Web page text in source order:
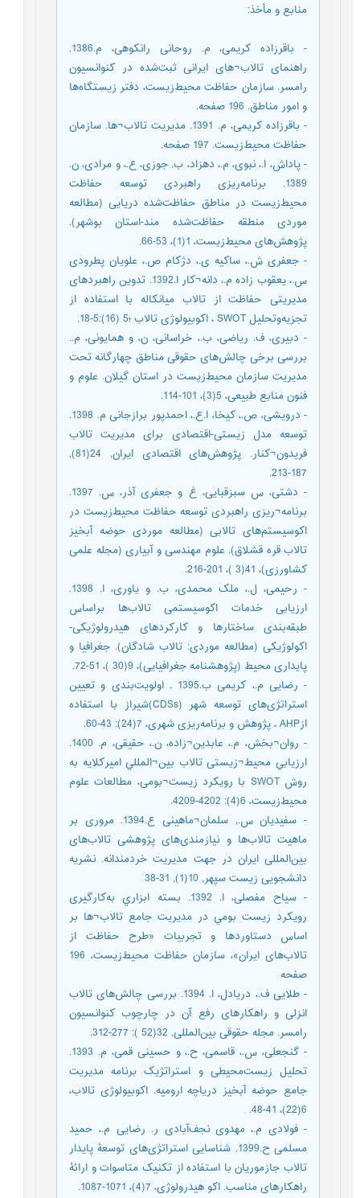
منابع و مأخذ:
- باقرزاده کریمی، م. روحانی رانکوهی، م.1386.
راهنمای تالاب¬های ایرانی ثبت‌شده در کنوانسیون
رامسر. سازمان حفاظت محیط‌زیست، دفتر زیستگاه‌ها
و امور مناطق. 196 صفحه.
- باقرزاده کریمی، م. 1391. مدیریت تالاب¬ها. سازمان
حفاظت محیط‌زیست. 197 صفحه.
- پاداش، ا.، نبوی، م.، دهزاد، ب. جوزی، ع.، و مرادی، ن.
1389. برنامه‌ریزی راهبردی توسعه حفاظت
محیط‌زیست در مناطق حفاظت‌شده دریایی (مطالعه
موردی منطقه حفاظت‌شده مند-استان بوشهر).
پژوهش‌های محیط‌زیست، 1(1)، 53-66.
- جعفری ش.، ساکیه ی.، دژکام ص.، علویان پطرودی
س.، یعقوب زاده م.، دانه¬کار ا.1392. تدوین راهبردهای
مدیریتی حفاظت از تالاب میانکاله با استفاده از
تجزیه‌وتحلیل SWOT ، اکوبیولوژی تالاب ؛5 (16):5-18.
- دبیری، ف. ریاضی، ب.، خراسانی، ن، و همایونی، م..
بررسی برخی چالش‌های حقوقی مناطق چهارگانه تحت
مدیریت سازمان محیط‌زیست در استان گیلان. علوم و
فنون منابع طبیعی، 5(3)، 101-114.
- درویشی، ص.، کیخا، ا.ع.، احمدپور برازجانی م. 1398.
توسعه مدل زیستی-اقتصادی برای مدیریت تالاب
فریدون¬کنار. پژوهش‌های اقتصادی ایران, 24(81),
187-213.
- دشتی، س سبزقبایی، غ و جعفری آذر، س. 1397.
برنامه¬ریزی راهبردی توسعه حفاظت محیط‌زیست در
اکوسیستم‌های تالابی (مطالعه موردی حوضه آبخیز
تالاب قره قشلاق). علوم مهندسی و آبیاری (مجله علمی
کشاورزی)، 41(3 )، 201-216.
- رحیمی، ل.، ملک محمدی، ب. و یاوری، ا. 1398.
ارزیابی خدمات اکوسیستمی تالاب‌ها براساس
طبقه‌بندی ساختارها و کارکردهای هیدرولوژیکی-
اکولوژیکی (مطالعه موردی: تالاب شادگان). جغرافیا و
پایداری محیط (پژوهشنامه جغرافیایی)، 9(30 )، 51-72.
- رضایی م.، کریمی ب.1395 . اولویت‌بندی و تعیین
استراتژی‌های توسعه شهر (CDSs)شیراز با استفاده
ازAHP ، پژوهش و برنامه‌ریزی شهری، 7(24): 43-60.
- روان¬بخش، م.، عابدین¬زاده، ن.، حقیقی، م. 1400.
ارزيابي محیط¬زیستی تالاب بين¬المللي امیرکلایه به
روش SWOT با رویکرد زیست¬بومی، مطالعات علوم
محیط‌زیست، 6(4): 4202-4209.
- سفیدیان س., سلمان¬ماهینی ع.1394. مروری بر
ماهیت تالاب‌ها و نیازمندی‌های پژوهشی تالاب‌های
بین‌المللی ایران در جهت مدیریت خردمندانه‌. نشریه
دانشجویی زیست سپهر, 10(1), 31-38
- سیاح مفصلی، ا. 1392. بسته ابزاري به‌کارگیری
رویكرد زیست بومي در مدیریت جامع تالاب¬ها بر
اساس دستاوردها و تجربیات «طرح حفاظت از
تالاب‌های ایران»، سازمان حفاظت محیط‌زیست، 196
صفحه
- طلایی ف.، دریادل، ا. 1394. بررسی چالش‌های تالاب
انزلی و راهکارهای رفع آن در چارچوب کنوانسیون
رامسر. مجله حقوقی بین‌المللی, 32(52 ): 277-312.
- گنجعلی، س.، قاسمی، ح.، و حسینی قمی، م. 1393.
تحلیل زیست‌محیطی و استراتژیک برنامه مدیریت
جامع حوضه آبخیز دریاچه ارومیه. اکوبیولوژی تالاب،
6(22)، 41-48.
- فولادی م.، مهدوی نجف‌آبادی ر. رضایی م.، حمید
مسلمی ح.1399. شناسایی استراتژی‌های توسعۀ پایدار
تالاب جازموریان با استفاده از تکنیک متاسوات و ارائۀ
راهکارهای مناسب. اکو هیدرولوژی، 7(4)، 1071-1087.